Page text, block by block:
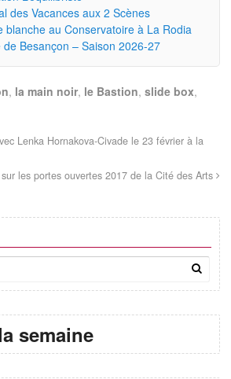
des Vacances aux 2 Scènes
blanche au Conservatoire à La Rodia
Besançon – Saison 2026-27
, la main noir, le Bastion, slide box,
Lenka Hornakova-Civade le 23 février à la
les portes ouvertes 2017 de la Cité des Arts
semaine